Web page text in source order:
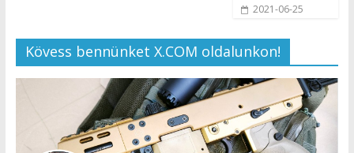
2021-06-25
Kövess bennünket X.COM oldalunkon!